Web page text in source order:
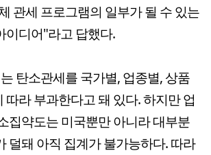
관세 프로그램의 일부가 될 수 있는
이디어"라고 답했다.
탄소관세를 국가별, 업종별, 상품
따라 부과한다고 돼 있다. 하지만 업
집약도는 미국뿐만 아니라 대부분
덜돼 아직 집계가 불가능하다. 따라